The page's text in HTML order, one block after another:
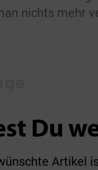
nichts mehr
Du
Artikel